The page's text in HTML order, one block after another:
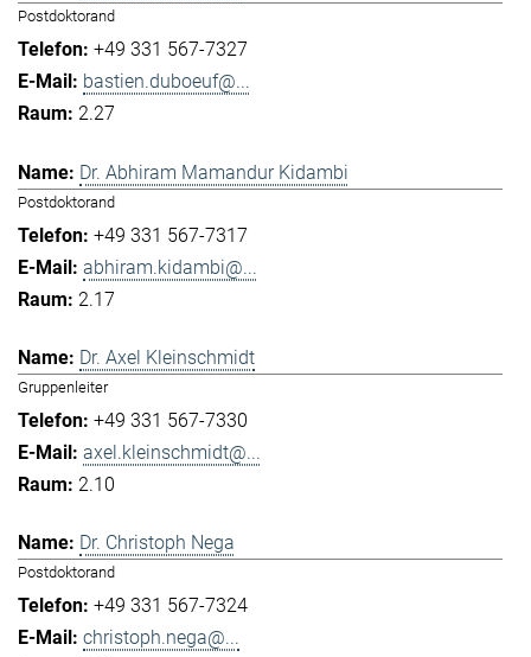
Postdoktorand
+49 331 567-7327
bastien.duboeuf@...
2.27
Dr. Abhiram Mamandur Kidambi
Postdoktorand
+49 331 567-7317
abhiram.kidambi@...
2.17
Dr. Axel Kleinschmidt
Gruppenleiter
+49 331 567-7330
axel.kleinschmidt@...
2.10
Dr. Christoph Nega
Postdoktorand
+49 331 567-7324
christoph.nega@...